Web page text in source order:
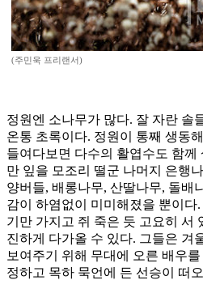
(주민욱 프리랜서)
정원엔 소나무가 많다. 잘 자란 솔
온통 초록이다. 정원이 통째 생동
들여다보면 다수의 활엽수도 함께
만 잎을 모조리 떨군 나머지 은행
양버들, 배롱나무, 산딸나무, 돌배
감이 하염없이 미미해졌을 뿐이다
기만 가지고 쥐 죽은 듯 고요히 서
진하게 다가올 수 있다. 그들은 겨
보여주기 위해 무대에 오른 배우
정하고 목하 묵언에 든 선승이 떠